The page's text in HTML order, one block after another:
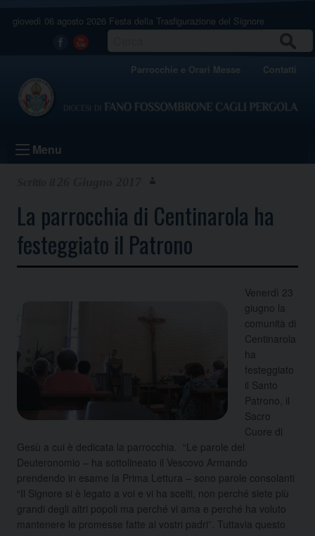
giovedì 06 agosto 2026 Festa della Trasfigurazione del Signore
Facebook
Youtube
Parrocchie e Orari Messe Contatti
Menu
La parrocchia di Centinarola ha
festeggiato il Patrono
Venerdì 23
giugno la
comunità di
Centinarola
ha
festeggiato
il Santo
Patrono, il
Sacro
Cuore di
Gesù a cui è dedicata la parrocchia. “Le parole del
Deuteronomio – ha sottolineato il Vescovo Armando
prendendo in esame la Prima Lettura – sono parole consolanti
“Il Signore si è legato a voi e vi ha scelti, non perché siete più
grandi degli altri popoli ma perché vi ama e perché ha voluto
mantenere le promesse fatte ai vostri padri”. Tuttavia questo